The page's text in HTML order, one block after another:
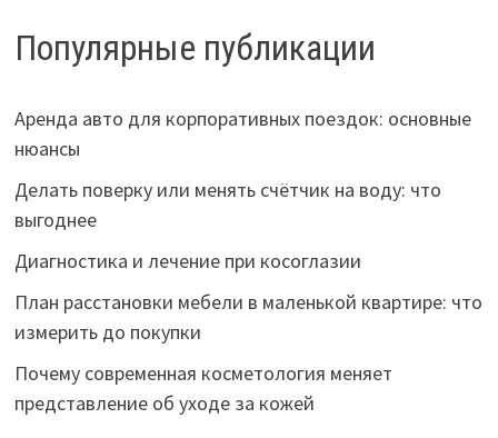
Популярные публикации
Аренда авто для корпоративных поездок: основные
нюансы
Делать поверку или менять счётчик на воду: что
выгоднее
Диагностика и лечение при косоглазии
План расстановки мебели в маленькой квартире: что
измерить до покупки
Почему современная косметология меняет
представление об уходе за кожей